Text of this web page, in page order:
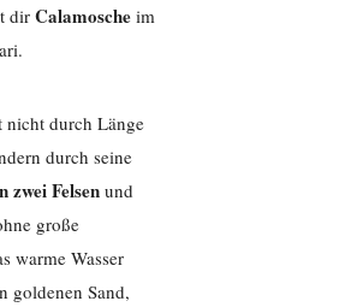
dir Calamosche im
nicht durch Länge
durch seine
zwei Felsen und
große
warme Wasser
goldenen Sand,